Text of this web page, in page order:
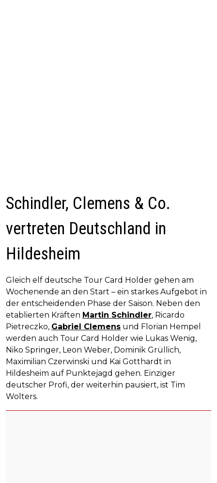
Schindler, Clemens & Co.
vertreten Deutschland in
Hildesheim
Gleich elf deutsche Tour Card Holder gehen am
Wochenende an den Start – ein starkes Aufgebot in
der entscheidenden Phase der Saison. Neben den
etablierten Kräften Martin Schindler, Ricardo
Pietreczko, Gabriel Clemens und Florian Hempel
werden auch Tour Card Holder wie Lukas Wenig,
Niko Springer, Leon Weber, Dominik Grüllich,
Maximilian Czerwinski und Kai Gotthardt in
Hildesheim auf Punktejagd gehen. Einziger
deutscher Profi, der weiterhin pausiert, ist Tim
Wolters.